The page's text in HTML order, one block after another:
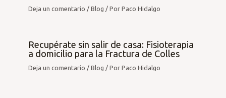
Deja un comentario /Blog / PorPaco Hidalgo
Recupérate sin salir de casa: Fisioterapia
a domicilio para la Fractura de Colles
Deja un comentario /Blog / PorPaco Hidalgo